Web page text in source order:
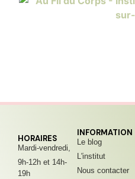
HORAIRES
Mardi-vendredi,
9h-12h et 14h-
19h
INFORMATION
Le blog
L'institut
Nous contacter